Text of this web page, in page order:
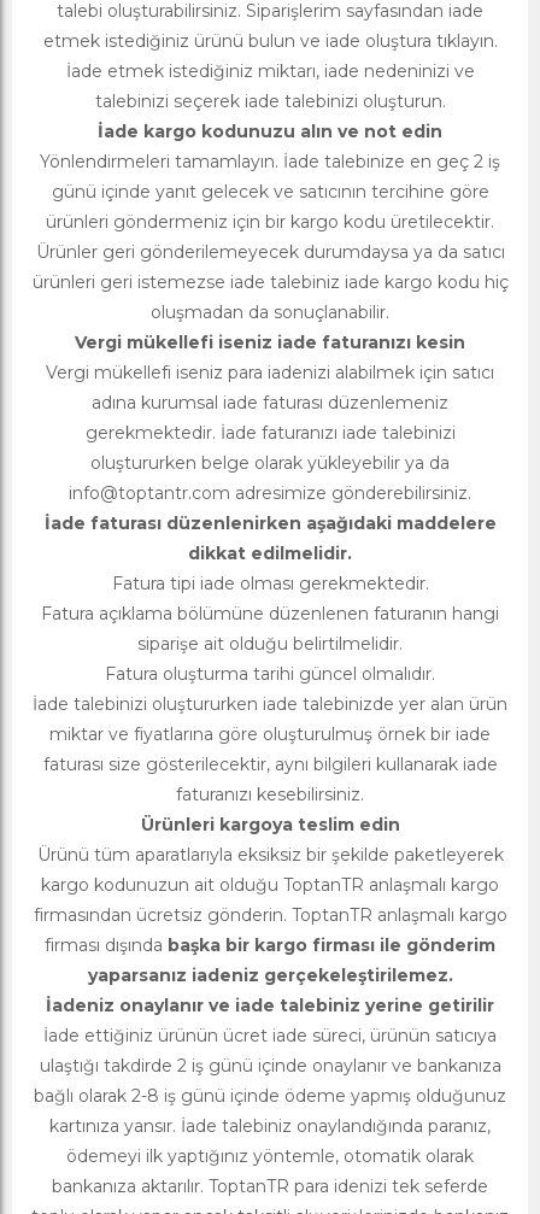
talebi oluşturabilirsiniz. Siparişlerim sayfasından iade
etmek istediğiniz ürünü bulun ve iade oluştura tıklayın.
İade etmek istediğiniz miktarı, iade nedeninizi ve
talebinizi seçerek iade talebinizi oluşturun.
İade kargo kodunuzu alın ve not edin
Yönlendirmeleri tamamlayın. İade talebinize en geç 2 iş
günü içinde yanıt gelecek ve satıcının tercihine göre
ürünleri göndermeniz için bir kargo kodu üretilecektir.
Ürünler geri gönderilemeyecek durumdaysa ya da satıcı
ürünleri geri istemezse iade talebiniz iade kargo kodu hiç
oluşmadan da sonuçlanabilir.
Vergi mükellefi iseniz iade faturanızı kesin
Vergi mükellefi iseniz para iadenizi alabilmek için satıcı
adına kurumsal iade faturası düzenlemeniz
gerekmektedir. İade faturanızı iade talebinizi
oluştururken belge olarak yükleyebilir ya da
info@toptantr.com adresimize gönderebilirsiniz.
İade faturası düzenlenirken aşağıdaki maddelere
dikkat edilmelidir.
Fatura tipi iade olması gerekmektedir.
Fatura açıklama bölümüne düzenlenen faturanın hangi
siparişe ait olduğu belirtilmelidir.
Fatura oluşturma tarihi güncel olmalıdır.
İade talebinizi oluştururken iade talebinizde yer alan ürün
miktar ve fiyatlarına göre oluşturulmuş örnek bir iade
faturası size gösterilecektir, aynı bilgileri kullanarak iade
faturanızı kesebilirsiniz.
Ürünleri kargoya teslim edin
Ürünü tüm aparatlarıyla eksiksiz bir şekilde paketleyerek
kargo kodunuzun ait olduğu ToptanTR anlaşmalı kargo
firmasından ücretsiz gönderin. ToptanTR anlaşmalı kargo
firması dışında başka bir kargo firması ile gönderim
yaparsanız iadeniz gerçekeleştirilemez.
İadeniz onaylanır ve iade talebiniz yerine getirilir
İade ettiğiniz ürünün ücret iade süreci, ürünün satıcıya
ulaştığı takdirde 2 iş günü içinde onaylanır ve bankanıza
bağlı olarak 2-8 iş günü içinde ödeme yapmış olduğunuz
kartınıza yansır. İade talebiniz onaylandığında paranız,
ödemeyi ilk yaptığınız yöntemle, otomatik olarak
bankanıza aktarılır. ToptanTR para idenizi tek seferde